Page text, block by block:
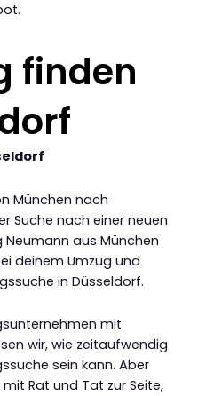
finden
München nach
Suche nach einer neuen
Neumann aus München
deinem Umzug und
in Düsseldorf.
mit
wir, wie zeitaufwendig
sein kann. Aber
Rat und Tat zur Seite,